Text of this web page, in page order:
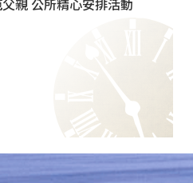
親 公所精心安排活動